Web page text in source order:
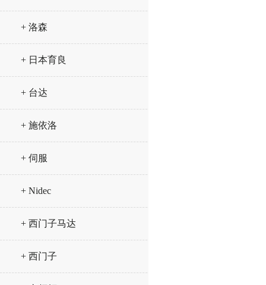
+ 洛森
+ 日本育良
+ 台达
+ 施依洛
+ 伺服
+ Nidec
+ 西门子马达
+ 西门子